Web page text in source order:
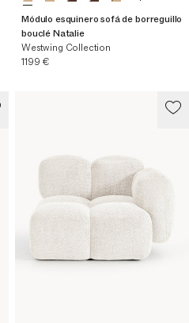
Módulo esquinero sofá de borreguillo
bouclé Natalie
Westwing Collection
Precio actual
1199 €